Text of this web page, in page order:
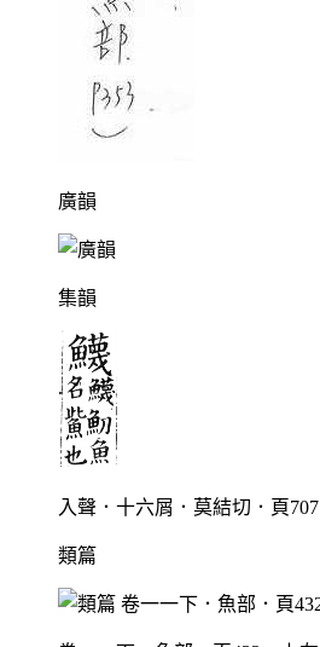
廣韻
集韻
入聲．十六屑．莫結切．頁707
類篇